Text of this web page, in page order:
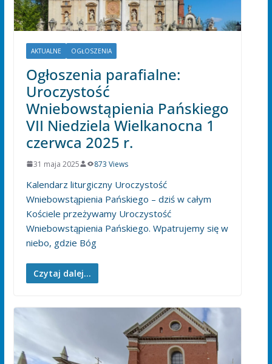
AKTUALNE OGŁOSZENIA
Ogłoszenia parafialne:
Uroczystość
Wniebowstąpienia Pańskiego
VII Niedziela Wielkanocna 1
czerwca 2025 r.
31 maja 2025 873 Views
Kalendarz liturgiczny Uroczystość
Wniebowstąpienia Pańskiego – dziś w całym
Kościele przeżywamy Uroczystość
Wniebowstąpienia Pańskiego. Wpatrujemy się w
niebo, gdzie Bóg
Czytaj dalej...